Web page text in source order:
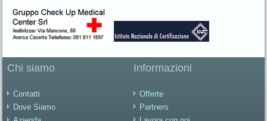
Chi siamo
Contatti
Dove Siamo
Informazioni
Offerte
Partners